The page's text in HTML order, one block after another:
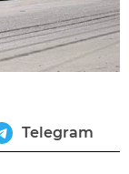
Telegram